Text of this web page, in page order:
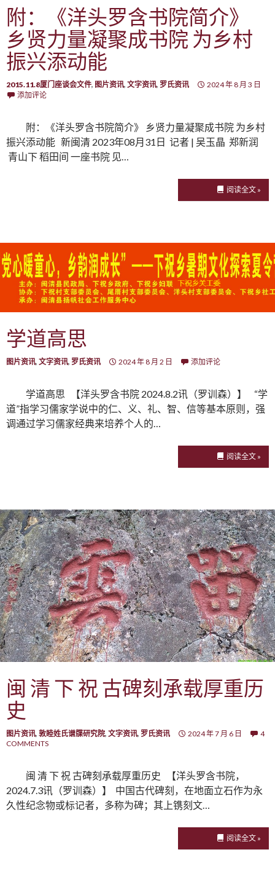
附：《洋头罗含书院简介》
乡贤力量凝聚成书院 为乡村
振兴添动能
2015.11.8厦门座谈会文件, 图片资讯, 文字资讯, 罗氏资讯
2024 年 8 月 3 日
添加评论
附：《洋头罗含书院简介》 乡贤力量凝聚成书院 为乡村
振兴添动能 新闽清 2023年08月31日 记者 | 吴玉晶 郑新润
青山下 稻田间 一座书院 见…
阅读全文 »
学道高思
图片资讯, 文字资讯, 罗氏资讯 2024 年 8 月 2 日 添加评论
学道高思 【洋头罗含书院 2024.8.2讯（罗训森）】 “‌学
道”指学习儒家学说中的仁、义、礼、智、信等基本原则，‌强
调通过学习儒家经典来培养个人的…
阅读全文 »
闽 清 下 祝 古碑刻承载厚重历
史
图片资讯, 敦睦姓氏谱牒研究院, 文字资讯, 罗氏资讯 2024 年 7 月 6 日
4
COMMENTS
闽 清 下 祝 古碑刻承载厚重历史 【洋头罗含书院，
2024.7.3讯（罗训森）】 中国古代碑刻，在地面立石作为永
久性纪念物或标记者，多称为碑；其上镌刻文…
阅读全文 »